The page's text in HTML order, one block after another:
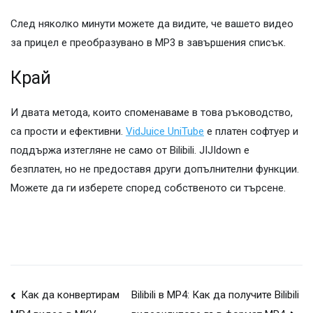
След няколко минути можете да видите, че вашето видео
за прицел е преобразувано в MP3 в завършения списък.
Край
И двата метода, които споменаваме в това ръководство,
са прости и ефективни. VidJuice UniTube е платен софтуер и
поддържа изтегляне не само от Bilibili. JIJIdown е
безплатен, но не предоставя други допълнителни функции.
Можете да ги изберете според собственото си търсене.
Навигация
Как да конвертирам
Bilibili в MP4: Как да получите Bilibili